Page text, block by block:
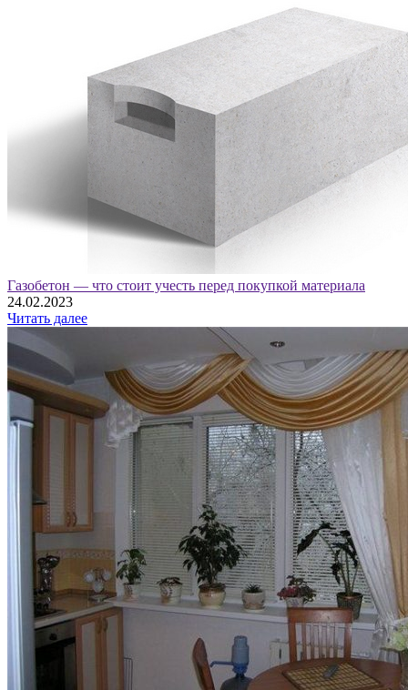
Газобетон — что стоит учесть перед покупкой материала
24.02.2023
Читать далее